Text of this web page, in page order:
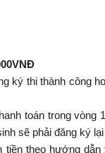
ký thi thành công
toán trong vòng
sẽ phải đăng ký
theo hướng dẫn